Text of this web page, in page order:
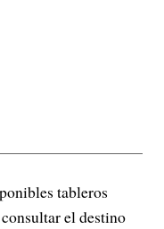
tableros
el destino